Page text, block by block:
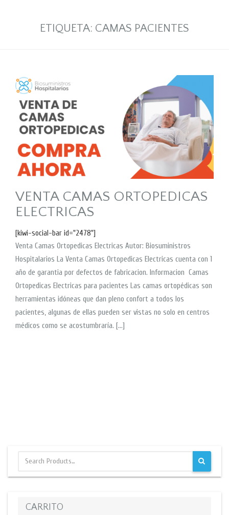
ETIQUETA: CAMAS PACIENTES
VENTA CAMAS ORTOPEDICAS
ELECTRICAS
[kiwi-social-bar id="2478"]
Venta Camas Ortopedicas Electricas Autor: Biosuministros
Hospitalarios La Venta Camas Ortopedicas Electricas cuenta con 1
año de garantia por defectos de fabricacion. Informacion Camas
Ortopedicas Electricas para pacientes Las camas ortopédicas son
herramientas idóneas que dan pleno confort a todos los
pacientes, algunas de ellas pueden ser vistas no solo en centros
médicos como se acostumbraría. […]
CARRITO